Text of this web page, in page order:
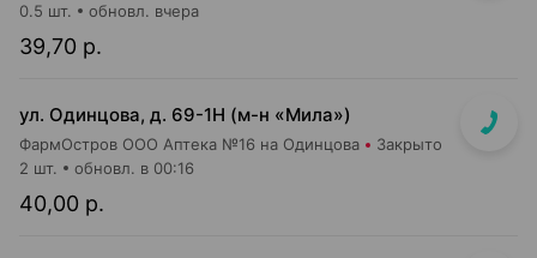
39,70 р.
0.5 шт. обновл. вчера
ул. Одинцова, д. 69-1Н (м-н «Мила»)
ФармОстров ООО Аптека №16 на Одинцова Закрыто
40,00 р.
2 шт. обновл. в 00:16